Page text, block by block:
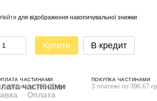
для відображення накопичувальної знижки
Купити В кредит
ЧАСТИНАМИ
платежі по 396.67 грн
ПОКУПКА ЧАСТИНАМИ
3 платежі по 396.67
Оплата